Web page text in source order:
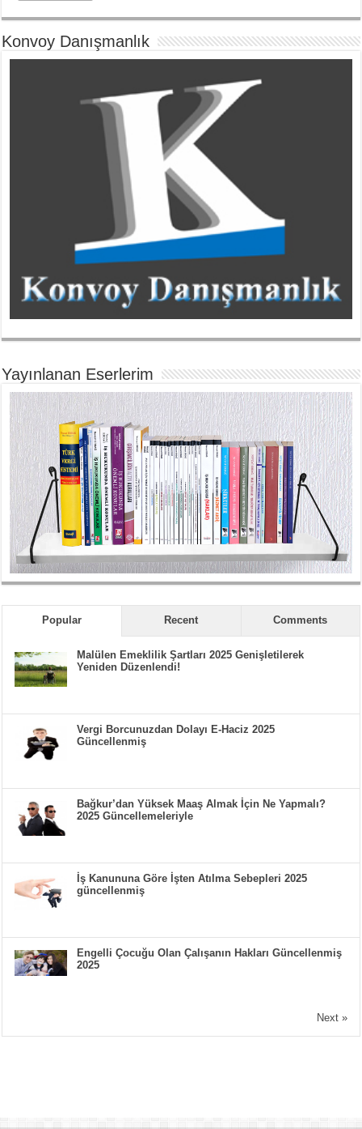
Konvoy Danışmanlık
Yayınlanan Eserlerim
Popular Recent Comments
Malülen Emeklilik Şartları 2025 Genişletilerek
Yeniden Düzenlendi!
Vergi Borcunuzdan Dolayı E-Haciz 2025
Güncellenmiş
Bağkur’dan Yüksek Maaş Almak İçin Ne Yapmalı?
2025 Güncellemeleriyle
İş Kanununa Göre İşten Atılma Sebepleri 2025
güncellenmiş
Engelli Çocuğu Olan Çalışanın Hakları Güncellenmiş
2025
Next »